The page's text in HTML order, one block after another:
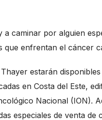
caminar por alguien
enfrentan el cáncer
estarán
en Costa del Este,
Nacional (ION).
especiales de venta de